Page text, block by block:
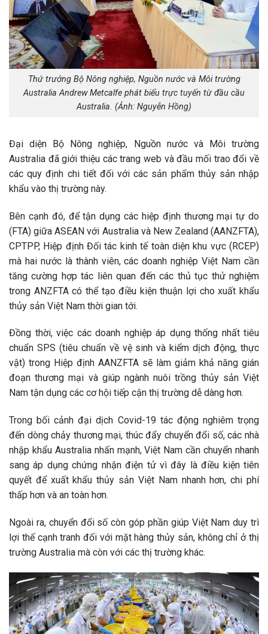
Thứ trưởng Bộ Nông nghiệp, Nguồn nước và Môi trường
Australia Andrew Metcalfe phát biểu trực tuyến từ đầu cầu
Australia. (Ảnh: Nguyễn Hồng)
Đại diện Bộ Nông nghiệp, Nguồn nước và Môi trường
Australia đã giới thiệu các trang web và đầu mối trao đổi về
các quy định chi tiết đối với các sản phẩm thủy sản nhập
khẩu vào thị trường này.
Bên cạnh đó, để tận dụng các hiệp định thương mại tự do
(FTA) giữa ASEAN với Australia và New Zealand (AANZFTA),
CPTPP, Hiệp định Đối tác kinh tế toàn diện khu vực (RCEP)
mà hai nước là thành viên, các doanh nghiệp Việt Nam cần
tăng cường hợp tác liên quan đến các thủ tục thử nghiệm
trong ANZFTA có thể tạo điều kiện thuận lợi cho xuất khẩu
thủy sản Việt Nam thời gian tới.
Đồng thời, việc các doanh nghiệp áp dụng thống nhất tiêu
chuẩn SPS (tiêu chuẩn về vệ sinh và kiểm dịch động, thực
vật) trong Hiệp định AANZFTA sẽ làm giảm khả năng gián
đoạn thương mại và giúp ngành nuôi trồng thủy sản Việt
Nam tận dụng các cơ hội tiếp cận thị trường dễ dàng hơn.
Trong bối cảnh đại dịch Covid-19 tác động nghiêm trọng
đến dòng chảy thương mại, thúc đẩy chuyển đổi số, các nhà
nhập khẩu Australia nhấn mạnh, Việt Nam cần chuyển nhanh
sang áp dụng chứng nhận điện tử vì đây là điều kiện tiên
quyết để xuất khẩu thủy sản Việt Nam nhanh hơn, chi phí
thấp hơn và an toàn hơn.
Ngoài ra, chuyển đổi số còn góp phần giúp Việt Nam duy trì
lợi thế cạnh tranh đối với mặt hàng thủy sản, không chỉ ở thị
trường Australia mà còn với các thị trường khác.